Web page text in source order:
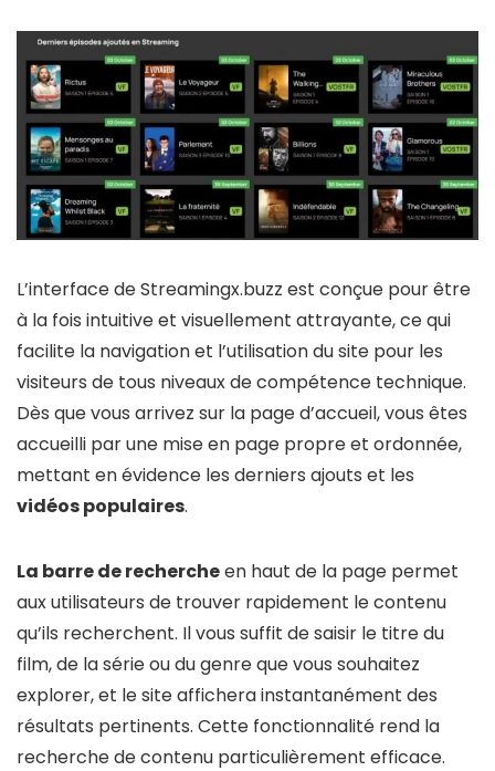
L’interface de Streamingx.buzz est conçue pour être
à la fois intuitive et visuellement attrayante, ce qui
facilite la navigation et l’utilisation du site pour les
visiteurs de tous niveaux de compétence technique.
Dès que vous arrivez sur la page d’accueil, vous êtes
accueilli par une mise en page propre et ordonnée,
mettant en évidence les derniers ajouts et les
vidéos populaires.
La barre de rechercheen haut de la page permet
aux utilisateurs de trouver rapidement le contenu
qu’ils recherchent. Il vous suffit de saisir le titre du
film, de la série ou du genre que vous souhaitez
explorer, et le site affichera instantanément des
résultats pertinents. Cette fonctionnalité rend la
recherche de contenu particulièrement efficace.